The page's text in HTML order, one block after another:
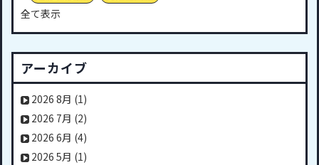
全て表示
アーカイブ
2026 8月 (1)
2026 7月 (2)
2026 6月 (4)
2026 5月 (1)